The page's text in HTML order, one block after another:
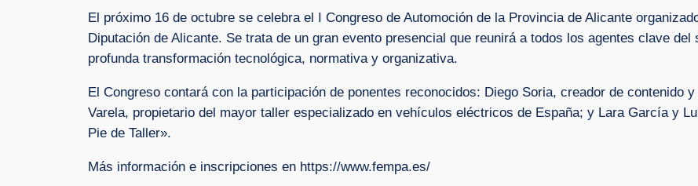
El próximo 16 de octubre se celebra el I Congreso de Automoción de la Provincia de Alicante
Diputación de Alicante. Se trata de un gran evento presencial que reunirá a todos los agentes clave
profunda transformación tecnológica, normativa y organizativa.
El Congreso contará con la participación de ponentes reconocidos: Diego Soria, creador de contenido
Varela, propietario del mayor taller especializado en vehículos eléctricos de España; y Lara García y
Pie de Taller».
Más información e inscripciones en https://www.fempa.es/